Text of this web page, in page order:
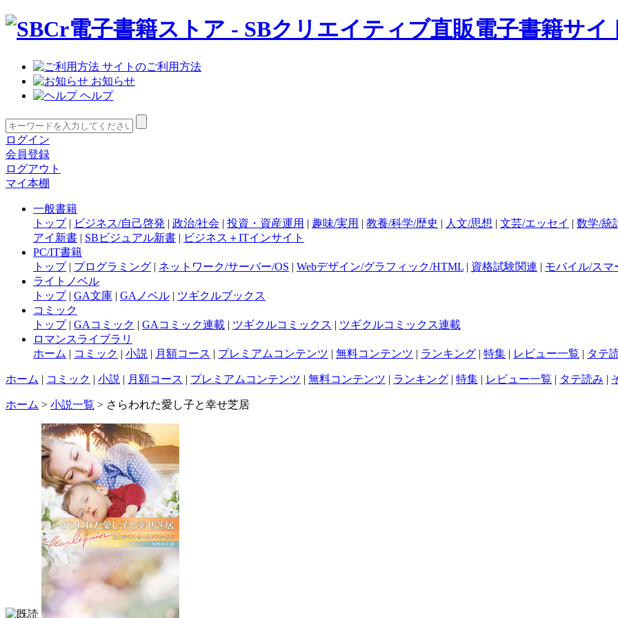
サイトのご利用方法
お知らせ
ヘルプ
ログイン
会員登録
ログアウト
マイ本棚
一般書籍
トップ| ビジネス/自己啓発 | 政治/社会 | 投資・資産運用 | 趣味/実用 | 教養/科学/歴史 | 人文/思想 | 文芸/エッセイ | 数学/統
アイ新書 | SBビジュアル新書 | ビジネス＋ITインサイト
PC/IT書籍
トップ| プログラミング | ネットワーク/サーバー/OS | Webデザイン/グラフィック/HTML | 資格試験関連 | モバイル/スマ
ライトノベル
トップ| GA文庫 | GAノベル | ツギクルブックス
コミック
トップ| GAコミック | GAコミック連載 | ツギクルコミックス | ツギクルコミックス連載
ロマンスライブラリ
ホーム | コミック | 小説 | 月額コース | プレミアムコンテンツ | 無料コンテンツ | ランキング | 特集 | レビュー一覧 | タテ
ホーム | コミック | 小説 | 月額コース | プレミアムコンテンツ | 無料コンテンツ | ランキング | 特集 | レビュー一覧 | タテ読み |
ホーム > 小説一覧 > さらわれた愛し子と幸せ芝居